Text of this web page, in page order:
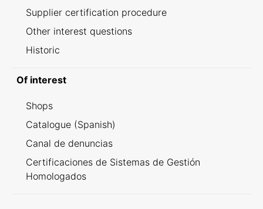
Supplier certification procedure
Other interest questions
Historic
Of interest
Shops
Catalogue (Spanish)
Canal de denuncias
Certificaciones de Sistemas de Gestión
Homologados